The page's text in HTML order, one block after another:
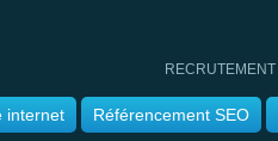
RECRUTEMENT
internet Référencement SEO